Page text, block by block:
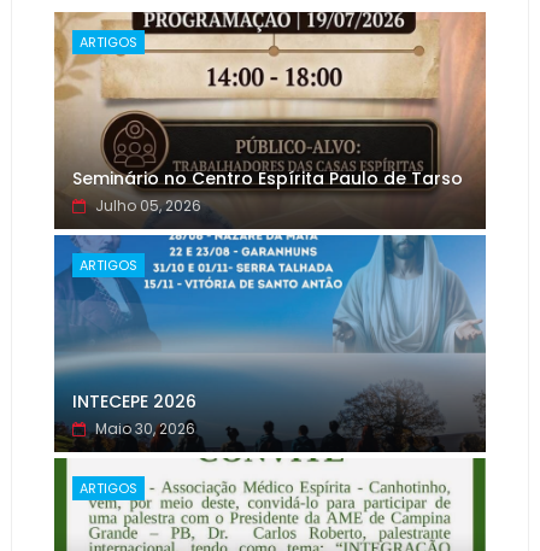
ARTIGOS
Seminário no Centro Espírita Paulo de Tarso
Julho 05, 2026
ARTIGOS
INTECEPE 2026
Maio 30, 2026
ARTIGOS